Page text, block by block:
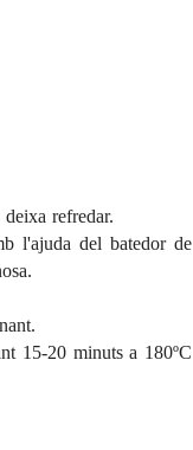
refredar.
l'ajuda del batedor de
15-20 minuts a 180ºC